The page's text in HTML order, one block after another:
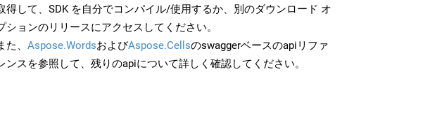
得して、SDK を自分でコンパイル/使用するか、別のダウンロード オ
ションのリリースにアクセスしてください。
た、 Aspose.WordsおよびAspose.Cellsのswaggerベースのapiリファ
ンスを参照して、残りのapiについて詳しく確認してください。